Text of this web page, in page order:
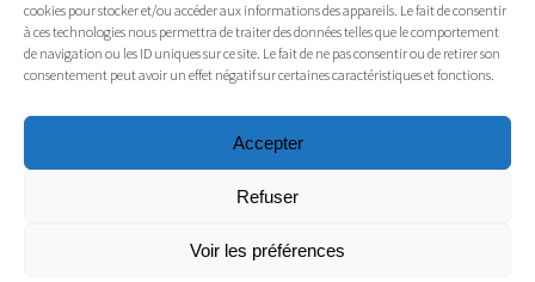
cookies pour stocker et/ou accéder aux informations des appareils. Le fait de consentir
à ces technologies nous permettra de traiter des données telles que le comportement
de navigation ou les ID uniques sur ce site. Le fait de ne pas consentir ou de retirer son
consentement peut avoir un effet négatif sur certaines caractéristiques et fonctions.
Accepter
Refuser
Voir les préférences
Tél. 04 50 20 91 15
Mentions légales